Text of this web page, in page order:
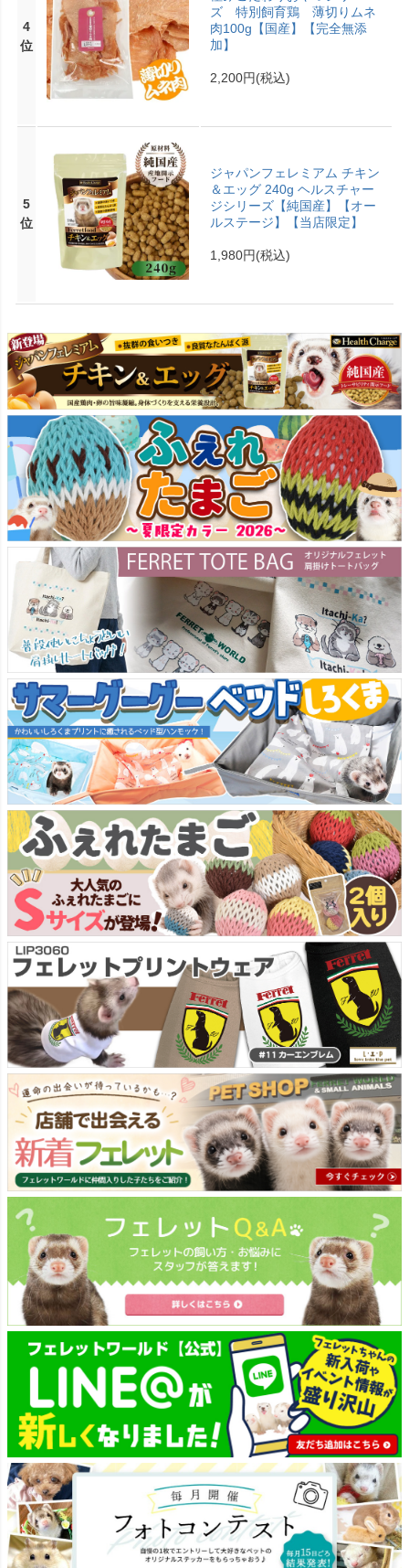
4
位
ズ 特別飼育鶏 薄切りムネ
肉100g【国産】【完全無添
加】
2,200円(税込)
5
位
ジャパンフェレミアム チキン
＆エッグ 240g ヘルスチャー
ジシリーズ【純国産】【オー
ルステージ】【当店限定】
1,980円(税込)